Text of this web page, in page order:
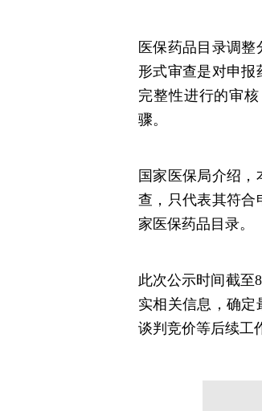
医保药品目录调
形式审查是对申报
完整性进行的审
骤。
国家医保局介绍
查，只代表其符合
家医保药品目录。
此次公示时间截至
实相关信息，确定
谈判竞价等后续工